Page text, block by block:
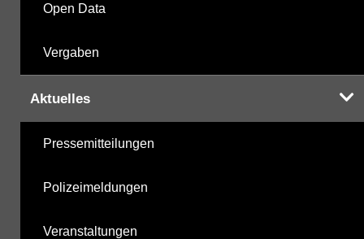
Open Data
Vergaben
Aktuelles
Pressemitteilungen
Polizeimeldungen
Veranstaltungen